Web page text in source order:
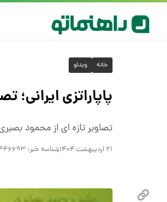
خانه ویدئو
پاپاراتزی ایرانی؛
تصاویر تازه ای از محمود
۲۱ اردیبهشت ۱۴۰۴ شناسه خبر: